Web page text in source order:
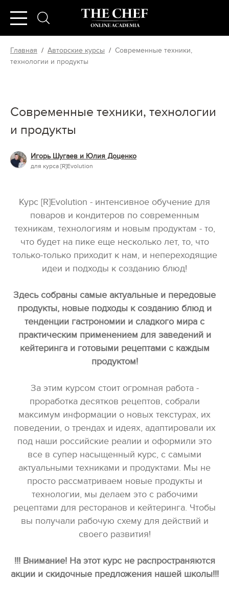
Главная / Авторские курсы / Cовременные техники,
технологии и продукты
Cовременные техники, технологии
и продукты
Игорь Шугаев и Юлия Доценко
для курса [R]Evolution
Курс [R]Evolution - интенсивное обучение для
поваров и кондитеров по современным
техникам, технологиям и новым продуктам - то,
что будет на пике еще несколько лет, то, что
только-только приходит к нам, и непереходящие
идеи и подходы к созданию блюд!
Здесь собраны самые актуальные и передовые
продукты, новые подходы к созданию блюд и
тенденции гастрономии и сладкого мира с
практическим применением для заведений и
кейтеринга и готовыми рецептами с каждым
продуктом!
За этим курсом стоит огромная работа -
проработка десятков рецептов, собрали
максимум информации о новых текстурах, их
поведении, о трендах и идеях, адаптировали их
под наши российские реалии и оформили это
все в супер насыщенный курс, с самыми
актуальными техниками и продуктами. Мы не
просто рассматриваем новые продукты и
технологии, мы делаем это с рабочими
рецептами для ресторанов и кейтеринга. Чтобы
вы получали рабочую схему для действий и
своего развития!
!!! Внимание! На этот курс не распространяются
акции и скидочные предложения нашей школы!!!